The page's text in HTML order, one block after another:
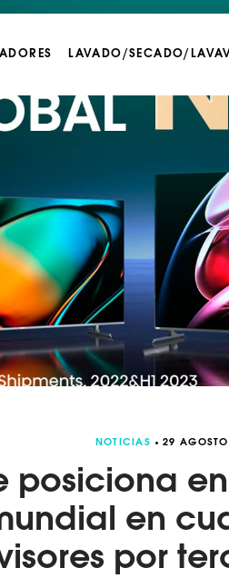
LAVADO/SECADO/
NOTICIAS 29
posiciona
en
por